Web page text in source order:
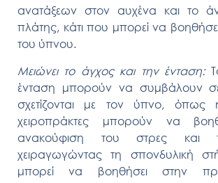
ανατάξεων στον αυχένα και το
πλάτης, κάτι που μπορεί να
του ύπνου.
Μειώνει το άγχος και την ένταση:
ένταση μπορούν να συμβάλουν
σχετίζονται με τον ύπνο,
χειροπράκτες μπορούν να
ανακούφιση του στρες και
χειραγωγώντας τη σπονδυλική
μπορεί να βοηθήσει στην